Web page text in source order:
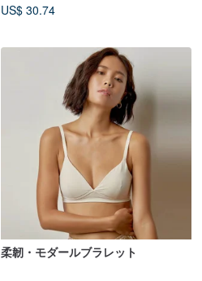
US$ 30.74
柔韌・モダールブラレット